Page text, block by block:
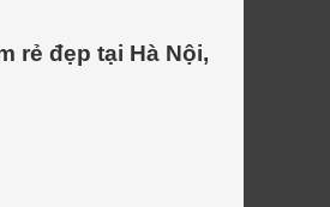
rẻ đẹp tại Hà Nội,